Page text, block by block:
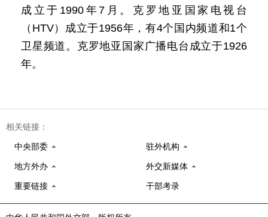
成立于1990年7月。克罗地亚国家电视台
（HTV）成立于1956年，有4个国内频道和1个
卫星频道。克罗地亚国家广播电台成立于1926
年。
相关链接：
中央部委 驻外机构
地方外办 外交新媒体
重要链接 干部考录